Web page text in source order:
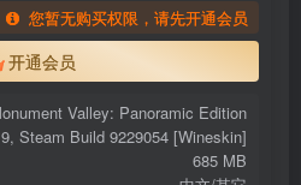
您暂无购买权限，请先开通会员
开通会员
Valley: Panoramic Edition
Steam Build 9229054 [Wineskin]
685 MB